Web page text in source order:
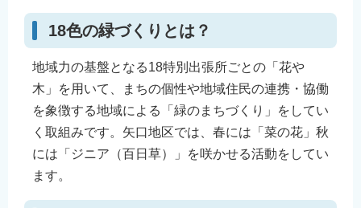
18色の緑づくりとは？
地域力の基盤となる18特別出張所ごとの「花や
木」を用いて、まちの個性や地域住民の連携・協働
を象徴する地域による「緑のまちづくり」をしてい
く取組みです。矢口地区では、春には「菜の花」秋
には「ジニア（百日草）」を咲かせる活動をしてい
ます。